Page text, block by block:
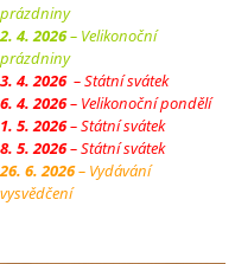
prázdniny
2. 4. 2026– Velikonoční
prázdniny
3. 4. 2026– Státní svátek
6. 4. 2026– Velikonoční pondělí
1. 5. 2026– Státní svátek
8. 5. 2026– Státní svátek
26. 6. 2026– Vydávání
vysvědčení